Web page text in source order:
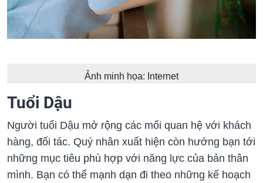
Ảnh minh họa: Internet
Tuổi Dậu
Người tuổi Dậu mở rộng các mối quan hệ với khách
hàng, đối tác. Quý nhân xuất hiện còn hướng bạn tới
những mục tiêu phù hợp với năng lực của bản thân
mình. Bạn có thể mạnh dạn đi theo những kế hoạch